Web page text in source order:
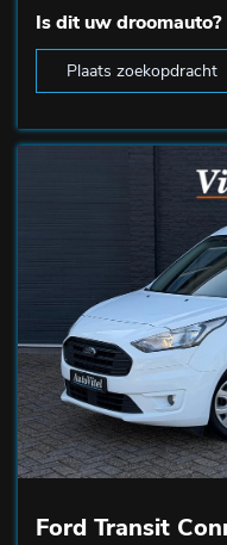
Is dit uw droomauto?
Plaats zoekopdracht
Ford Transit